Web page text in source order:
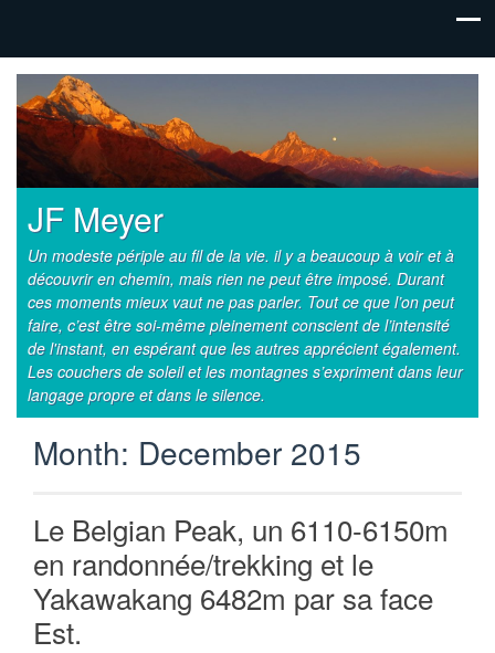
JF Meyer
Un modeste périple au fil de la vie. il y a beaucoup à voir et à
découvrir en chemin, mais rien ne peut être imposé. Durant
ces moments mieux vaut ne pas parler. Tout ce que l’on peut
faire, c’est être soi-même pleinement conscient de l’intensité
de l'instant, en espérant que les autres apprécient également.
Les couchers de soleil et les montagnes s’expriment dans leur
langage propre et dans le silence.
Month: December 2015
Le Belgian Peak, un 6110-6150m
en randonnée/trekking et le
Yakawakang 6482m par sa face
Est.